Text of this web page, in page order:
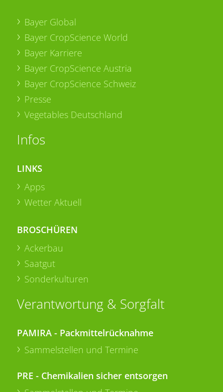
Bayer Global
Bayer CropScience World
Bayer Karriere
Bayer CropScience Austria
Bayer CropScience Schweiz
Presse
Vegetables Deutschland
Infos
LINKS
Apps
Wetter Aktuell
BROSCHÜREN
Ackerbau
Saatgut
Sonderkulturen
Verantwortung & Sorgfalt
PAMIRA - Packmittelrücknahme
Sammelstellen und Termine
PRE - Chemikalien sicher entsorgen